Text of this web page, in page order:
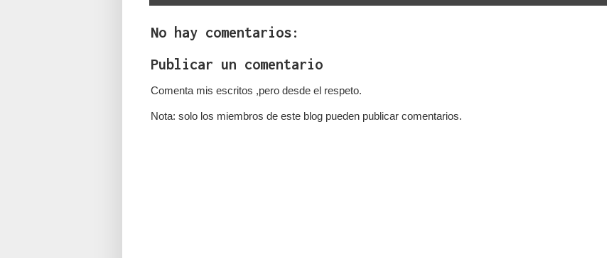
No hay comentarios:
Publicar un comentario
Comenta mis escritos ,pero desde el respeto.
Nota: solo los miembros de este blog pueden publicar comentarios.